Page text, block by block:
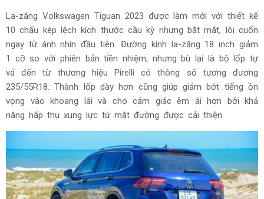
La-zăng Volkswagen Tiguan 2023 được làm mới với thiết kế
10 chấu kép lệch kích thước cầu kỳ nhưng bắt mắt, lôi cuốn
ngay từ ánh nhìn đầu tiên. Đường kính la-zăng 18 inch giảm
1 cỡ so với phiên bản tiền nhiệm, nhưng bù lại là bộ lốp tự
vá đến từ thương hiệu Pirelli có thông số tương đương
235/55R18. Thành lốp dày hơn cũng giúp giảm bớt tiếng ồn
vọng vào khoang lái và cho cảm giác êm ái hơn bởi khả
năng hấp thụ xung lực từ mặt đường được cải thiện.